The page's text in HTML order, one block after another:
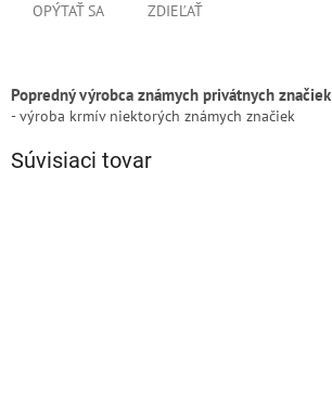
OPÝTAŤ SA ZDIEĽAŤ
Popredný výrobca známych privátnych značiek
- výroba krmív niektorých známych značiek
Súvisiaci tovar